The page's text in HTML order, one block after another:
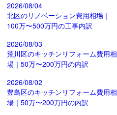
2026/08/04
北区のリノベーション費用相場｜
100万〜500万円の工事内訳
2026/08/03
荒川区のキッチンリフォーム費用相
場｜50万〜200万円の内訳
2026/08/02
豊島区のキッチンリフォーム費用相
場｜50万〜200万円の内訳